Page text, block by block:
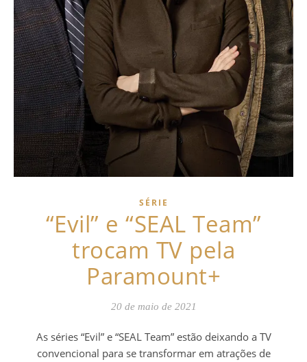
SÉRIE
“Evil” e “SEAL Team”
trocam TV pela
Paramount+
20 de maio de 2021
As séries “Evil” e “SEAL Team” estão deixando a TV
convencional para se transformar em atrações de